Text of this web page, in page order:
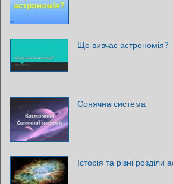
Що вивчає астрономія?
Сонячна система
Історія та різні розділи